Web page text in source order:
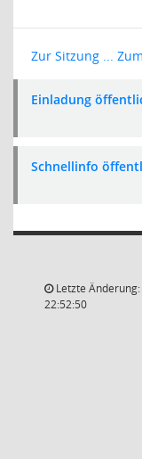
Zur Sitzung ...
Einladung
Schnellinfo
Letzte
22:52:50